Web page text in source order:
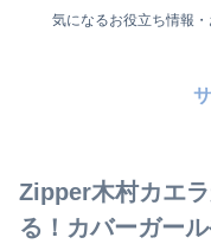
気になるお役立ち情報
Zipper木村カエ
る！カバーガー